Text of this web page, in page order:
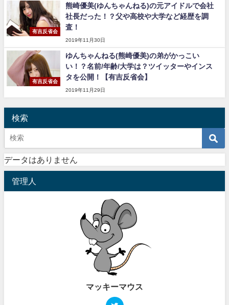
有吉反省会
熊崎優美(ゆんちゃんねる)の元アイドルで会社
社長だった！？父や高校や大学など経歴を調
査！
2019年11月30日
有吉反省会
ゆんちゃんねる(熊崎優美)の弟がかっこい
い！？名前/年齢/大学は？ツイッターやインス
タを公開！【有吉反省会】
2019年11月29日
検索
データはありません
管理人
マッキーマウス